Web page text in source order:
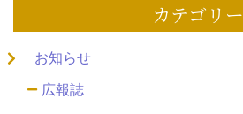
カテゴリー
お知らせ
広報誌